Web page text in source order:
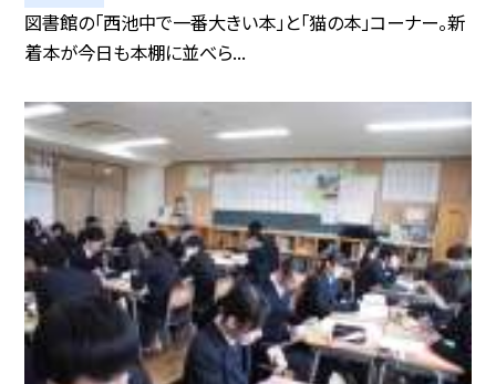
図書館の「西池中で一番大きい本」と「猫の本」コーナー。新
着本が今日も本棚に並べら...